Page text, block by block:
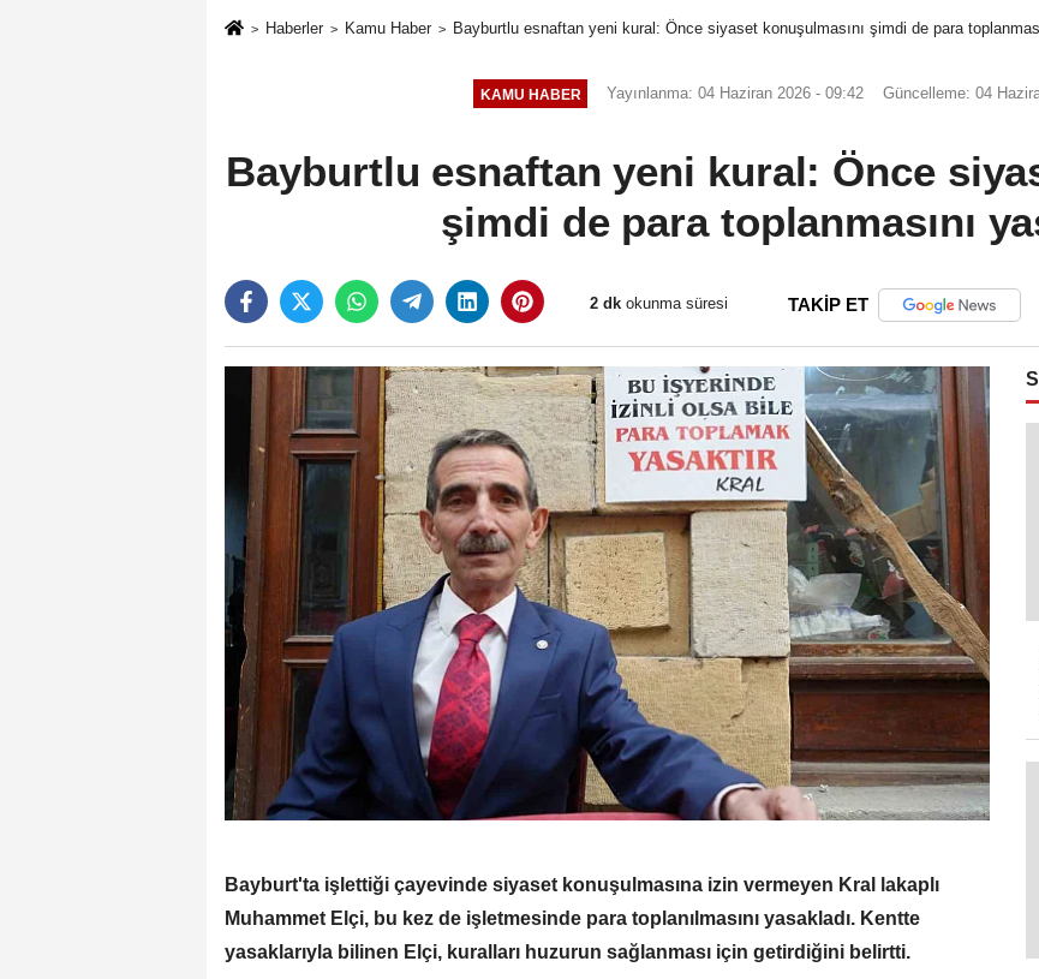
Haberler Kamu Haber Bayburtlu esnaftan yeni kural: Önce siyaset konuşulmasını şimdi de para
KAMU HABER Yayınlanma: 04 Haziran 2026 - 09:42 Güncelleme: 04
Bayburtlu esnaftan yeni kural: Önce
şimdi de para toplanmasını
2 dk okunma süresi TAKİP ET
Bayburt'ta işlettiği çayevinde siyaset konuşulmasına izin vermeyen Kral lakaplı
Muhammet Elçi, bu kez de işletmesinde para toplanılmasını yasakladı. Kentte
yasaklarıyla bilinen Elçi, kuralları huzurun sağlanması için getirdiğini belirtti.